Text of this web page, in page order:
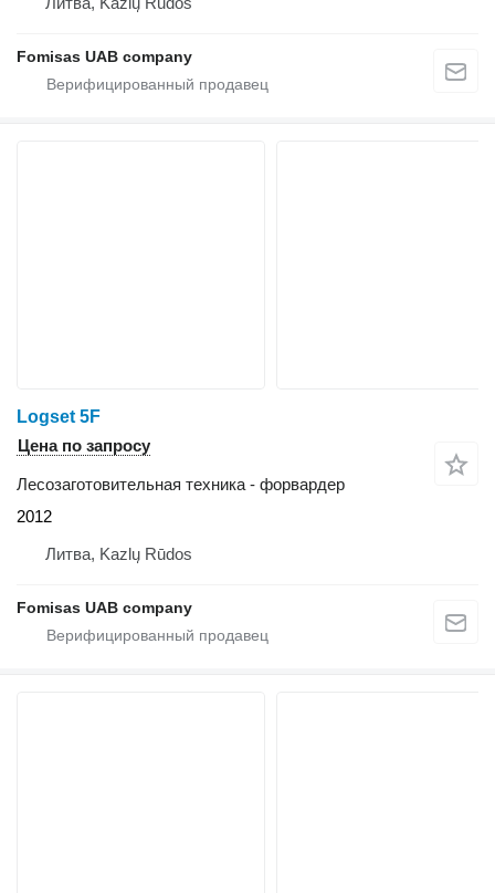
Fomisas UAB company
Logset 5F
Цена по запросу
Лесозаготовительная техника - форвардер
2012
Литва, Kazlų Rūdos
Fomisas UAB company